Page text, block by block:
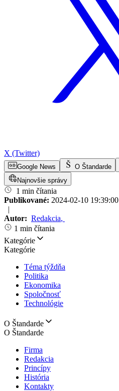
X (Twitter)
Google News O Štandarde
Najnovšie správy
1 min čítania
Publikované: 2024-02-10 19:39:00
|
Autor: Redakcia,
1 min čítania
Kategórie
Kategórie
Téma týždňa
Politika
Ekonomika
Spoločnosť
Technológie
O Štandarde
O Štandarde
Firma
Redakcia
Princípy
História
Kontakty